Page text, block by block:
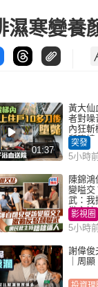
濕寒變養
01:37
黃大仙
者對噪
內狂斬
所墮樓
突發
5小時
陳錦
變嗌交
武：我
批主持
影視圈
5小時
謝偉俊
｜周顯